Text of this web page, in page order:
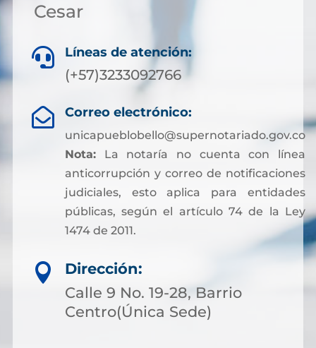
Cesar
 Líneas de atención:
(+57)3233092766
 Correo electrónico:
unicapueblobello@supernotariado.gov.co
Nota:La notaría no cuenta con línea
anticorrupción y correo de notificaciones
judiciales, esto aplica para entidades
públicas, según el artículo 74 de la Ley
1474 de 2011.

Dirección:
Calle 9 No. 19-28, Barrio
Centro(Única Sede)